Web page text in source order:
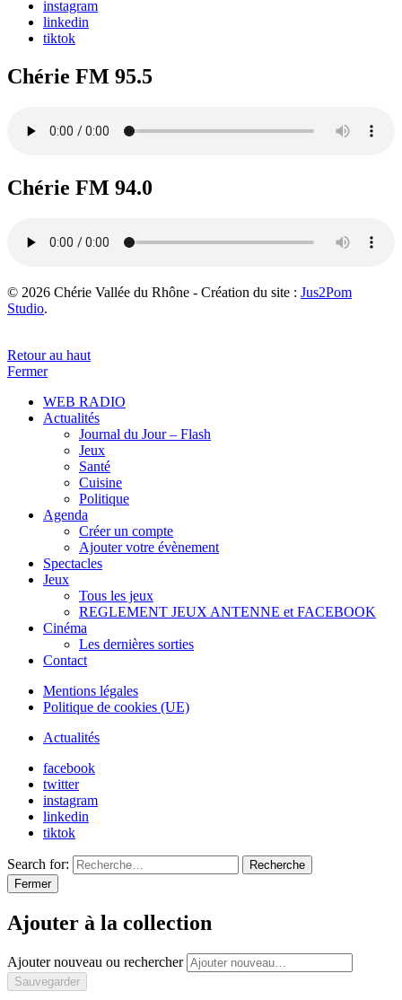
instagram
linkedin
tiktok
Chérie FM 95.5
Chérie FM 94.0
© 2026 Chérie Vallée du Rhône - Création du site : Jus2Pom
Studio.
Retour au haut
Fermer
WEB RADIO
Actualités
Journal du Jour – Flash
Jeux
Santé
Cuisine
Politique
Agenda
Créer un compte
Ajouter votre évènement
Spectacles
Jeux
Tous les jeux
REGLEMENT JEUX ANTENNE et FACEBOOK
Cinéma
Les dernières sorties
Contact
Mentions légales
Politique de cookies (UE)
Actualités
facebook
twitter
instagram
linkedin
tiktok
Search for:
Recherche
Fermer
Ajouter à la collection
Ajouter nouveau ou rechercher